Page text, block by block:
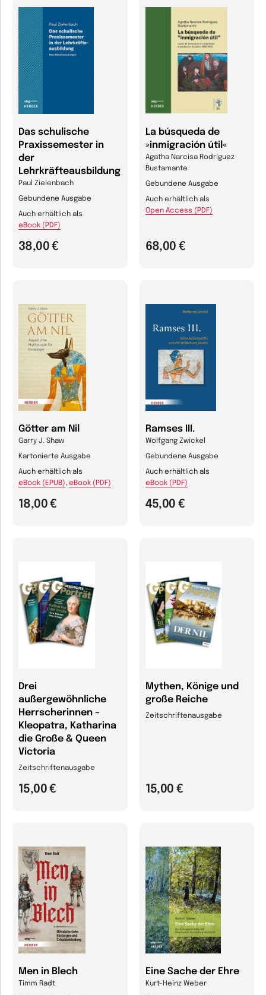
Das schulische
Praxissemester in
der
Lehrkräfteausbildung
Paul Zielenbach
Gebundene Ausgabe
38,00 €
Auch erhältlich als
eBook (PDF)
La búsqueda de
»inmigración útil«
Agatha Narcisa Rodríguez
Bustamante
Gebundene Ausgabe
68,00 €
Auch erhältlich als
Open Access (PDF)
Götter am Nil
Garry J. Shaw
Kartonierte Ausgabe
18,00 €
Auch erhältlich als
eBook (EPUB), eBook (PDF)
Ramses III.
Wolfgang Zwickel
Gebundene Ausgabe
45,00 €
Auch erhältlich als
eBook (PDF)
Drei
außergewöhnliche
Herrscherinnen –
Kleopatra, Katharina
die Große & Queen
Victoria
Zeitschriftenausgabe
15,00 €
Mythen, Könige und
große Reiche
Zeitschriftenausgabe
15,00 €
Men in Blech
Timm Radt
Eine Sache der Ehre
Kurt-Heinz Weber